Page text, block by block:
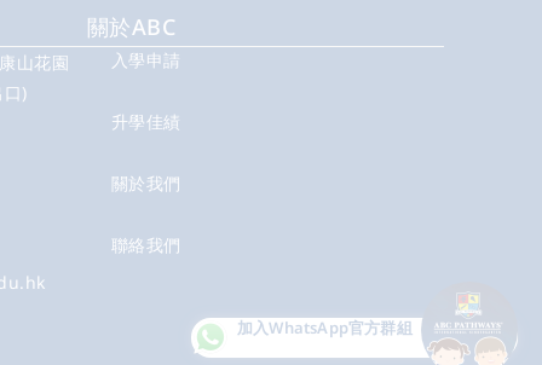
加入WhatsApp官方群組
山花園
)
關於ABC
入學申請
升學佳績
關於我們
聯絡我們